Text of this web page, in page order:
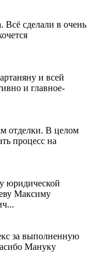
сделали в очень
и всей
и главное-
отделки. В целом
процесс на
юридической
Максиму
за выполненную
Мануку